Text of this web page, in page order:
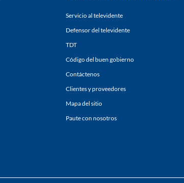
Servicio al televidente
Defensor del televidente
TDT
Código del buen gobierno
Contáctenos
Clientes y proveedores
Mapa del sitio
Paute con nosotros